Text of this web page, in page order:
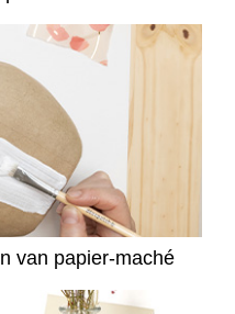
van papier-maché